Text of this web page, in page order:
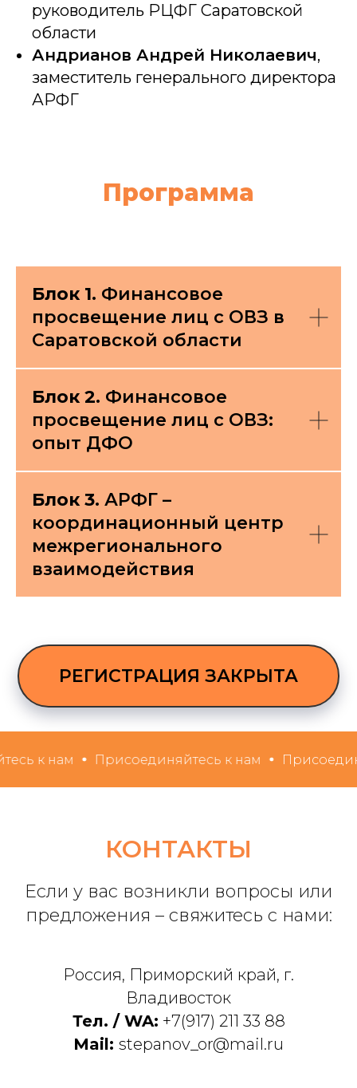
руководитель РЦФГ Саратовской
области
Андрианов Андрей Николаевич,
заместитель генерального директора
АРФГ
Программа
Блок 1. Финансовое
просвещение лиц с ОВЗ в
Саратовской области
Блок 2. Финансовое
просвещение лиц с ОВЗ:
опыт ДФО
Блок 3. АРФГ –
координационный центр
межрегионального
взаимодействия
РЕГИСТРАЦИЯ ЗАКРЫТА
к нам Присоединяйтесь к нам
КОНТАКТЫ
Если у вас возникли вопросы или
предложения – свяжитесь с нами:
Россия, Приморский край, г.
Владивосток
Тел. / WA: +7(917) 211 33 88
Mail: stepanov_or@mail.ru